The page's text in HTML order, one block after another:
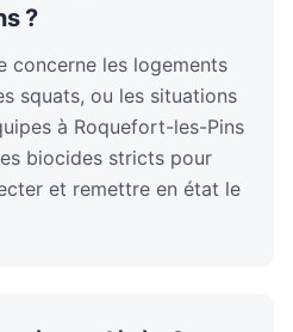
?
concerne les logements
squats, ou les situations
à Roquefort-les-Pins
biocides stricts pour
et remettre en état le